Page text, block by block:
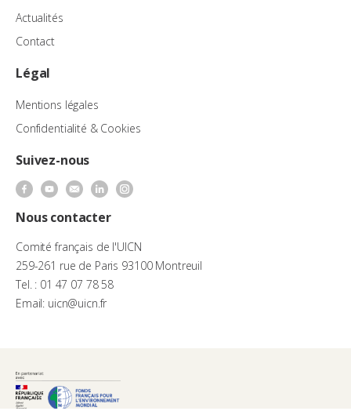
Actualités
Contact
Légal
Mentions légales
Confidentialité & Cookies
Suivez-nous
Nous contacter
Comité français de l'UICN
259-261 rue de Paris 93100 Montreuil
Tel. : 01 47 07 78 58
Email: uicn@uicn.fr